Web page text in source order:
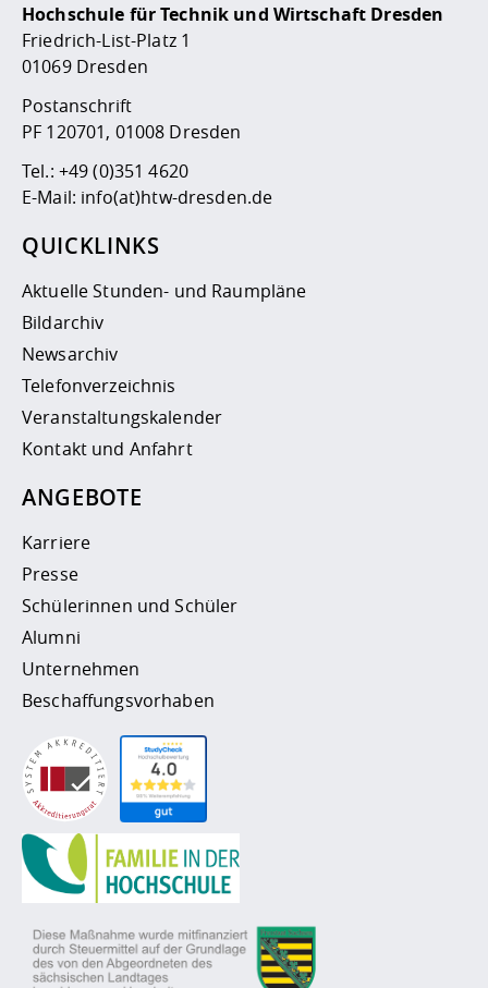
Hochschule für Technik und Wirtschaft Dresden
Friedrich-List-Platz 1
01069 Dresden
Postanschrift
PF 120701, 01008 Dresden
Tel.: +49 (0)351 4620
E-Mail: info(at)htw-dresden.de
QUICKLINKS
Aktuelle Stunden- und Raumpläne
Bildarchiv
Newsarchiv
Telefonverzeichnis
Veranstaltungskalender
Kontakt und Anfahrt
ANGEBOTE
Karriere
Presse
Schülerinnen und Schüler
Alumni
Unternehmen
Beschaffungsvorhaben